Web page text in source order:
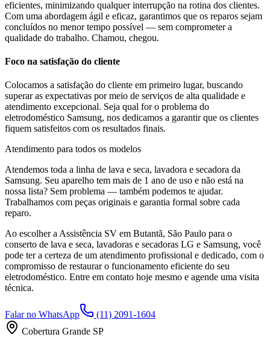
eficientes, minimizando qualquer interrupção na rotina dos clientes.
Com uma abordagem ágil e eficaz, garantimos que os reparos sejam
concluídos no menor tempo possível — sem comprometer a
qualidade do trabalho. Chamou, chegou.
Foco na satisfação do cliente
Colocamos a satisfação do cliente em primeiro lugar, buscando
superar as expectativas por meio de serviços de alta qualidade e
atendimento excepcional. Seja qual for o problema do
eletrodoméstico Samsung, nos dedicamos a garantir que os clientes
fiquem satisfeitos com os resultados finais.
Atendimento para todos os modelos
Atendemos toda a linha de lava e seca, lavadora e secadora da
Samsung. Seu aparelho tem mais de 1 ano de uso e não está na
nossa lista? Sem problema — também podemos te ajudar.
Trabalhamos com peças originais e garantia formal sobre cada
reparo.
Ao escolher a Assistência SV em Butantã, São Paulo para o
conserto de lava e seca, lavadoras e secadoras LG e Samsung, você
pode ter a certeza de um atendimento profissional e dedicado, com o
compromisso de restaurar o funcionamento eficiente do seu
eletrodoméstico. Entre em contato hoje mesmo e agende uma visita
técnica.
Falar no WhatsApp
(11) 2091-1604
Cobertura Grande SP